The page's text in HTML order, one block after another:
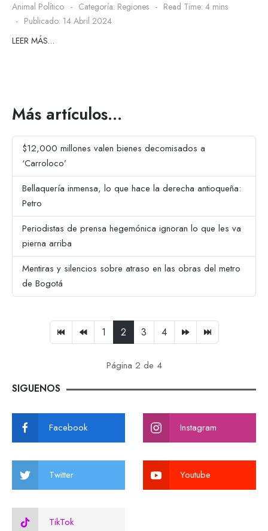
Animal Político Categoría: Regiones
Read Time: 4 mins
Publicado: 14 Abril 2024
LEER MÁS…
Más artículos…
$12,000 millones valen bienes decomisados a
‘Carroloco’
Bellaquería inmensa, lo que hace la derecha antioqueña:
Petro
Periodistas de prensa hegemónica ignoran lo que les va
pierna arriba
Mentiras y silencios sobre atraso en las obras del metro
de Bogotá
1 2 3 4
Página 2 de 4
SIGUENOS
Facebook Instagram
Twitter Youtube
TikTok